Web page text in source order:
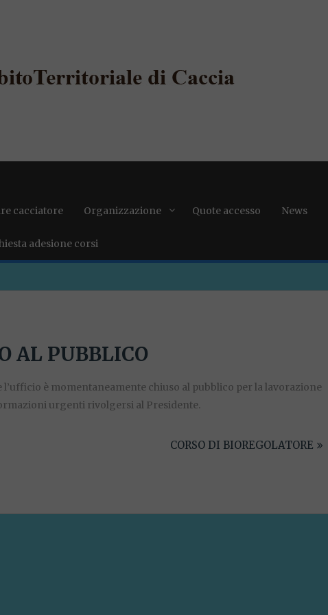
cacciatore Organizzazione Quote accesso News
adesione corsi
AL PUBBLICO
è momentaneamente chiuso al pubblico per la lavorazione
urgenti rivolgersi al Presidente.
CORSO DI BIOREGOLATORE